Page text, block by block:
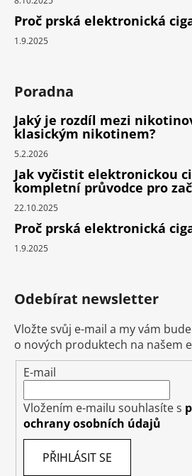
Proč prská elektronická
1.9.2025
Poradna
Jaký je rozdíl mezi
klasickým nikotinem?
5.2.2026
Jak vyčistit elektronickou
kompletní průvodce pro
22.10.2025
Proč prská elektronická
1.9.2025
Odebírat newsletter
Vložte svůj e-mail a my vám
o nových produktech na našem
E-mail
Vložením e-mailu souhlasíte s
ochrany osobních údajů
PŘIHLÁSIT SE